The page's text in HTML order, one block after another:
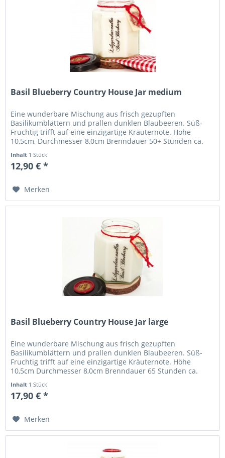
Basil Blueberry Country House Jar medium
Eine wunderbare Mischung aus frisch gezupften
Basilikumblättern und prallen dunklen Blaubeeren. Süß-
Fruchtig trifft auf eine einzigartige Kräuternote. Höhe
10,5cm, Durchmesser 8,0cm Brenndauer 50+ Stunden ca.
Inhalt 1 Stück
12,90 € *
Merken
Basil Blueberry Country House Jar large
Eine wunderbare Mischung aus frisch gezupften
Basilikumblättern und prallen dunklen Blaubeeren. Süß-
Fruchtig trifft auf eine einzigartige Kräuternote. Höhe
10,5cm Durchmesser 8,0cm Brenndauer 65 Stunden ca.
Inhalt 1 Stück
17,90 € *
Merken